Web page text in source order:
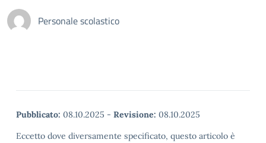
Personale scolastico
Pubblicato: 08.10.2025 - Revisione: 08.10.2025
Eccetto dove diversamente specificato, questo articolo è